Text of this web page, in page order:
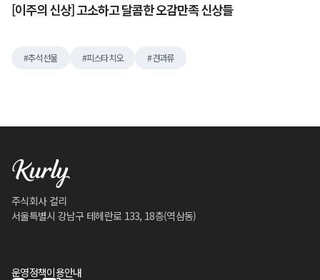
[이주의 신상] 고소하고 달콤한 오감만족 신상들
추석선물 피스타치오 견과류
주식회사 컬리
서울특별시 강남구 테헤란로 133, 18층(역삼동)
운영정책이용안내